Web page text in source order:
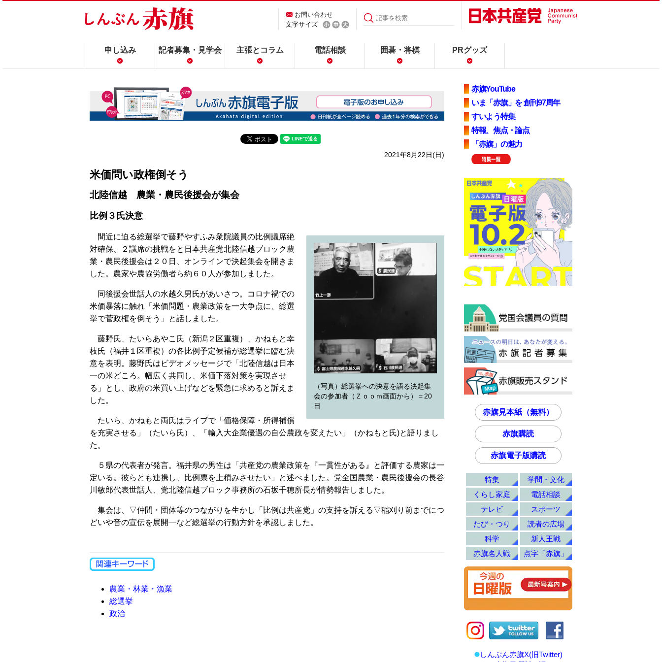
お問い合わせ
文字サイズ
申し込み 記者募集・見学会 主張とコラム 電話相談 囲碁・将棋 PRグッズ
2021年8月22日(日)
米価問い政権倒そう
北陸信越 農業・農民後援会が集会
比例３氏決意
（写真）総選挙への決意を語る決起集
会の参加者（Ｚｏｏｍ画面から）＝20
日
間近に迫る総選挙で藤野やすふみ衆院議員の比例議席絶
対確保、２議席の挑戦をと日本共産党北陸信越ブロック農
業・農民後援会は２０日、オンラインで決起集会を開きま
した。農家や農協労働者ら約６０人が参加しました。
同後援会世話人の水越久男氏があいさつ。コロナ禍での
米価暴落に触れ「米価問題・農業政策を一大争点に、総選
挙で菅政権を倒そう」と話しました。
藤野氏、たいらあやこ氏（新潟２区重複）、かねもと幸
枝氏（福井１区重複）の各比例予定候補が総選挙に臨む決
意を表明。藤野氏はビデオメッセージで「北陸信越は日本
一の米どころ。幅広く共同し、米価下落対策を実現させ
る」とし、政府の米買い上げなどを緊急に求めると訴えま
した。
たいら、かねもと両氏はライブで「価格保障・所得補償
を充実させる」（たいら氏）、「輸入大企業優遇の自公農政を変えたい」（かねもと氏)と語りまし
た。
５県の代表者が発言。福井県の男性は「共産党の農業政策を『一貫性がある』と評価する農家は一
定いる。彼らとも連携し、比例票を上積みさせたい」と述べました。党全国農業・農民後援会の長谷
川敏郎代表世話人、党北陸信越ブロック事務所の石坂千穂所長が情勢報告しました。
集会は、▽仲間・団体等のつながりを生かし「比例は共産党」の支持を訴える▽稲刈り前までにつ
どいや音の宣伝を展開―など総選挙の行動方針を承認しました。
農業・林業・漁業
総選挙
政治
赤旗YouTube
いま「赤旗」を 創刊97周年
すいよう特集
特報、焦点・論点
「赤旗」の魅力
赤旗見本紙（無料）
赤旗購読
赤旗電子版購読
特集
学問・文化
くらし家庭
電話相談
テレビ
スポーツ
たび・つり
読者の広場
科学
新人王戦
赤旗名人戦
点字「赤旗」
しんぶん赤旗X(旧Twitter)